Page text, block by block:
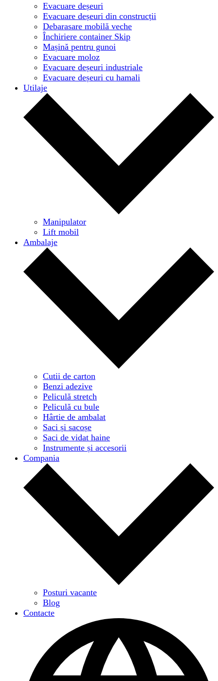
Evacuare deșeuri
Evacuare deșeuri din construcții
Debarasare mobilă veche
Închiriere container Skip
Mașină pentru gunoi
Evacuare moloz
Evacuare deșeuri industriale
Evacuare deșeuri cu hamali
Utilaje
Manipulator
Lift mobil
Ambalaje
Cutii de carton
Benzi adezive
Peliculă stretch
Peliculă cu bule
Hârtie de ambalat
Saci și sacoșe
Saci de vidat haine
Instrumente și accesorii
Compania
Posturi vacante
Blog
Contacte